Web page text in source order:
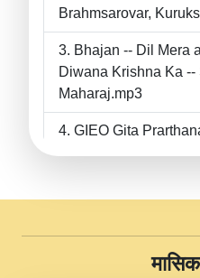
Brahmsarovar,
Bhajan -- Dil Mera
Diwana Krishna Ka
Maharaj.mp3
GIEO Gita
II Swami Gyananand
JINU SATGURU